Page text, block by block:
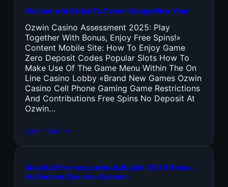
Welcome In Order To Ozwin Happy New Year
Ozwin Casino Assessment 2025: Play
Together With Bonus, Enjoy Free Spins!»
Content Mobile Site: How To Enjoy Game
Zero Deposit Codes Popular Slots How To
Make Use Of The Game Menu Within The On
Line Casino Lobby «Brand New Games Ozwin
Casino Cell Phone Gaming Game Restrictions
And Contributions Free Spins No Deposit At
Ozwin…
Leer más →
Mostbet Promosyon Kodu Büyük 300 $ Bonus
Ve Bedava Çevirme Kazanın